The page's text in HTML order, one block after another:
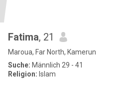
Fatima, 21
Maroua, Far North, Kamerun
Suche: Männlich 29 - 41
Religion: Islam